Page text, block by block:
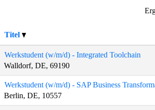
Titel
Werkstudent (w/m/d) - Integrated Toolchain
Walldorf, DE, 69190
Werkstudent (w/m/d) - SAP Business
Berlin, DE, 10557